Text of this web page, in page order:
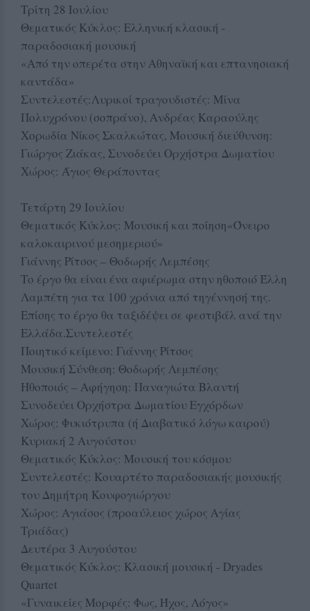
Τρίτη 28 Ιουλίου
Θεματικός Κύκλος: Ελληνική κλασική -
παραδοσιακή μουσική
«Από την οπερέτα στην Αθηναϊκή και επτανησιακή
καντάδα»
Συντελεστές:Λυρικοί τραγουδιστές: Μίνα
Πολυχρόνου (σοπράνο), Ανδρέας Καραούλης
Χορωδία Νίκος Σκαλκώτας, Μουσική διεύθυνση:
Γιώργος Ζιάκας, Συνοδεύει Ορχήστρα Δωματίου
Χώρος: Άγιος Θεράποντας
Τετάρτη 29 Ιουλίου
Θεματικός Κύκλος: Μουσική και ποίηση«Όνειρο
καλοκαιρινού μεσημεριού»
Γιάννης Ρίτσος – Θοδωρής Λεμπέσης
Το έργο θα είναι ένα αφιέρωμα στην ηθοποιό Έλλη
Λαμπέτη για τα 100 χρόνια από τηγέννησή της.
Επίσης το έργο θα ταξιδέψει σε φεστιβάλ ανά την
Ελλάδα.Συντελεστές
Ποιητικό κείμενο: Γιάννης Ρίτσος
Μουσική Σύνθεση: Θοδωρής Λεμπέσης
Ηθοποιός – Αφήγηση: Παναγιώτα Βλαντή
Συνοδεύει Ορχήστρα Δωματίου Εγχόρδων
Χώρος: Φυκιότρυπα (ή Διαβατικό λόγω καιρού)
Κυριακή 2 Αυγούστου
Θεματικός Κύκλος: Μουσική του κόσμου
Συντελεστές: Κουαρτέτο παραδοσιακής μουσικής
του Δημήτρη Κουφογιώργου
Χώρος: Αγιάσος (προαύλειος χώρος Αγίας
Τριάδας)
Δευτέρα 3 Αυγούστου
Θεματικός Κύκλος: Κλασική μουσική - Dryades
Quartet
«Γυναικείες Μορφές: Φως, Ήχος, Λόγος»